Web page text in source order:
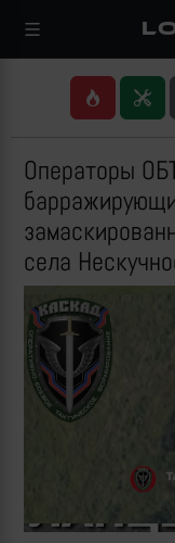
Операторы
села